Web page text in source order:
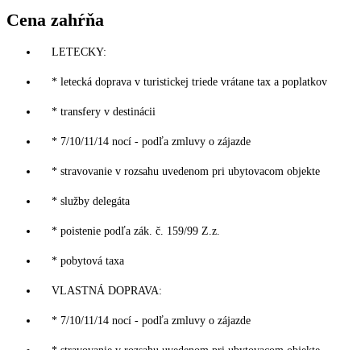
Cena zahŕňa
LETECKY:
* letecká doprava v turistickej triede vrátane tax a poplatkov
* transfery v destinácii
* 7/10/11/14 nocí - podľa zmluvy o zájazde
* stravovanie v rozsahu uvedenom pri ubytovacom objekte
* služby delegáta
* poistenie podľa zák. č. 159/99 Z.z.
* pobytová taxa
VLASTNÁ DOPRAVA:
* 7/10/11/14 nocí - podľa zmluvy o zájazde